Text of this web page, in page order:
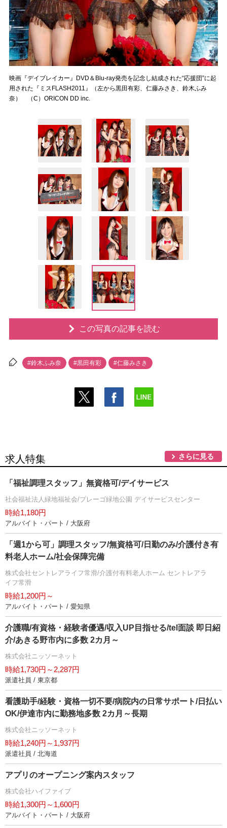
映画『デイブレイカー』DVD＆Blu-ray発売を記念し結成された“応援団”に起
用された『ミスFLASH2011』（左から黒田有彩、仁藤みさき、鈴木ふみ
奈） （C）ORICON DD inc.
この写真の記事を読む
#鈴木ふみ奈 #黒田有彩 #仁藤みさき
求人特集 さらに見る
「福祉調理スタッフ」無資格可/デイサービス
社会福祉法人緑地福祉会/プレーゴ緑地公園 デイサービスセンター
時給1,180円
アルバイト・パート / 大阪府
「週1から可」調理スタッフ/無資格可/日勤のみ/介護付き有
料老人ホーム/社会保障完備
株式会社セントレアライフ常滑/介護付有料老人ホーム セントレアラ
イフ常滑
時給1,200円～
アルバイト・パート / 愛知県
介護職/有資格・経験者優遇/収入UP目指せる/tel面談 即日紹
介/あきる野市内に多数 2カ月～
株式会社ニッソーネット
時給1,730円～2,287円
派遣社員 / 東京都
看護助手/経験・資格一切不要/病院内の日常サポート/日払い
OK/伊達市内に勤務地多数 2カ月～長期
株式会社ニッソーネット
時給1,240円～1,937円
派遣社員 / 北海道
アプリのオープニング案内スタッフ
株式会社ハイファイブ
時給1,300円～1,600円
アルバイト・パート / 大阪府